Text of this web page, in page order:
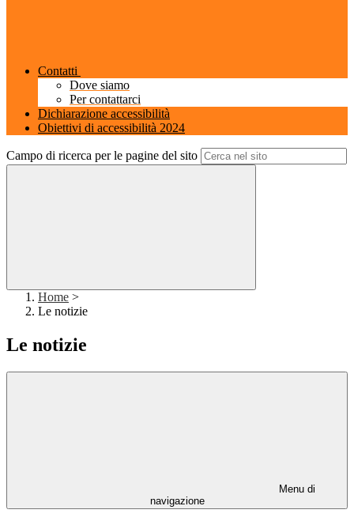
Contatti
Dove siamo
Per contattarci
Dichiarazione accessibilità
Obiettivi di accessibilità 2024
Campo di ricerca per le pagine del sito
Home >
Le notizie
Le notizie
Menu di
navigazione